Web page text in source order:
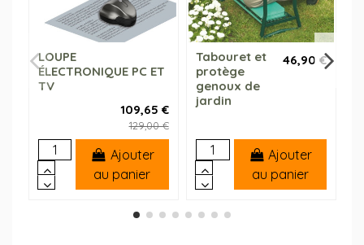
LOUPE
ÉLECTRONIQUE PC ET
TV
109,65 €
129,00 €
Ajouter
au panier
Tabouret et
protège
genoux de
jardin
46,90 €
Ajouter
au panier